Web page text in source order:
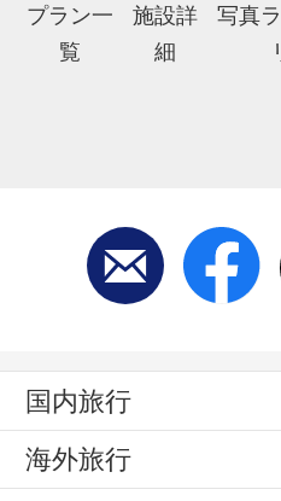
プラン一
覧
施設詳
細
写真
国内旅行
海外旅行